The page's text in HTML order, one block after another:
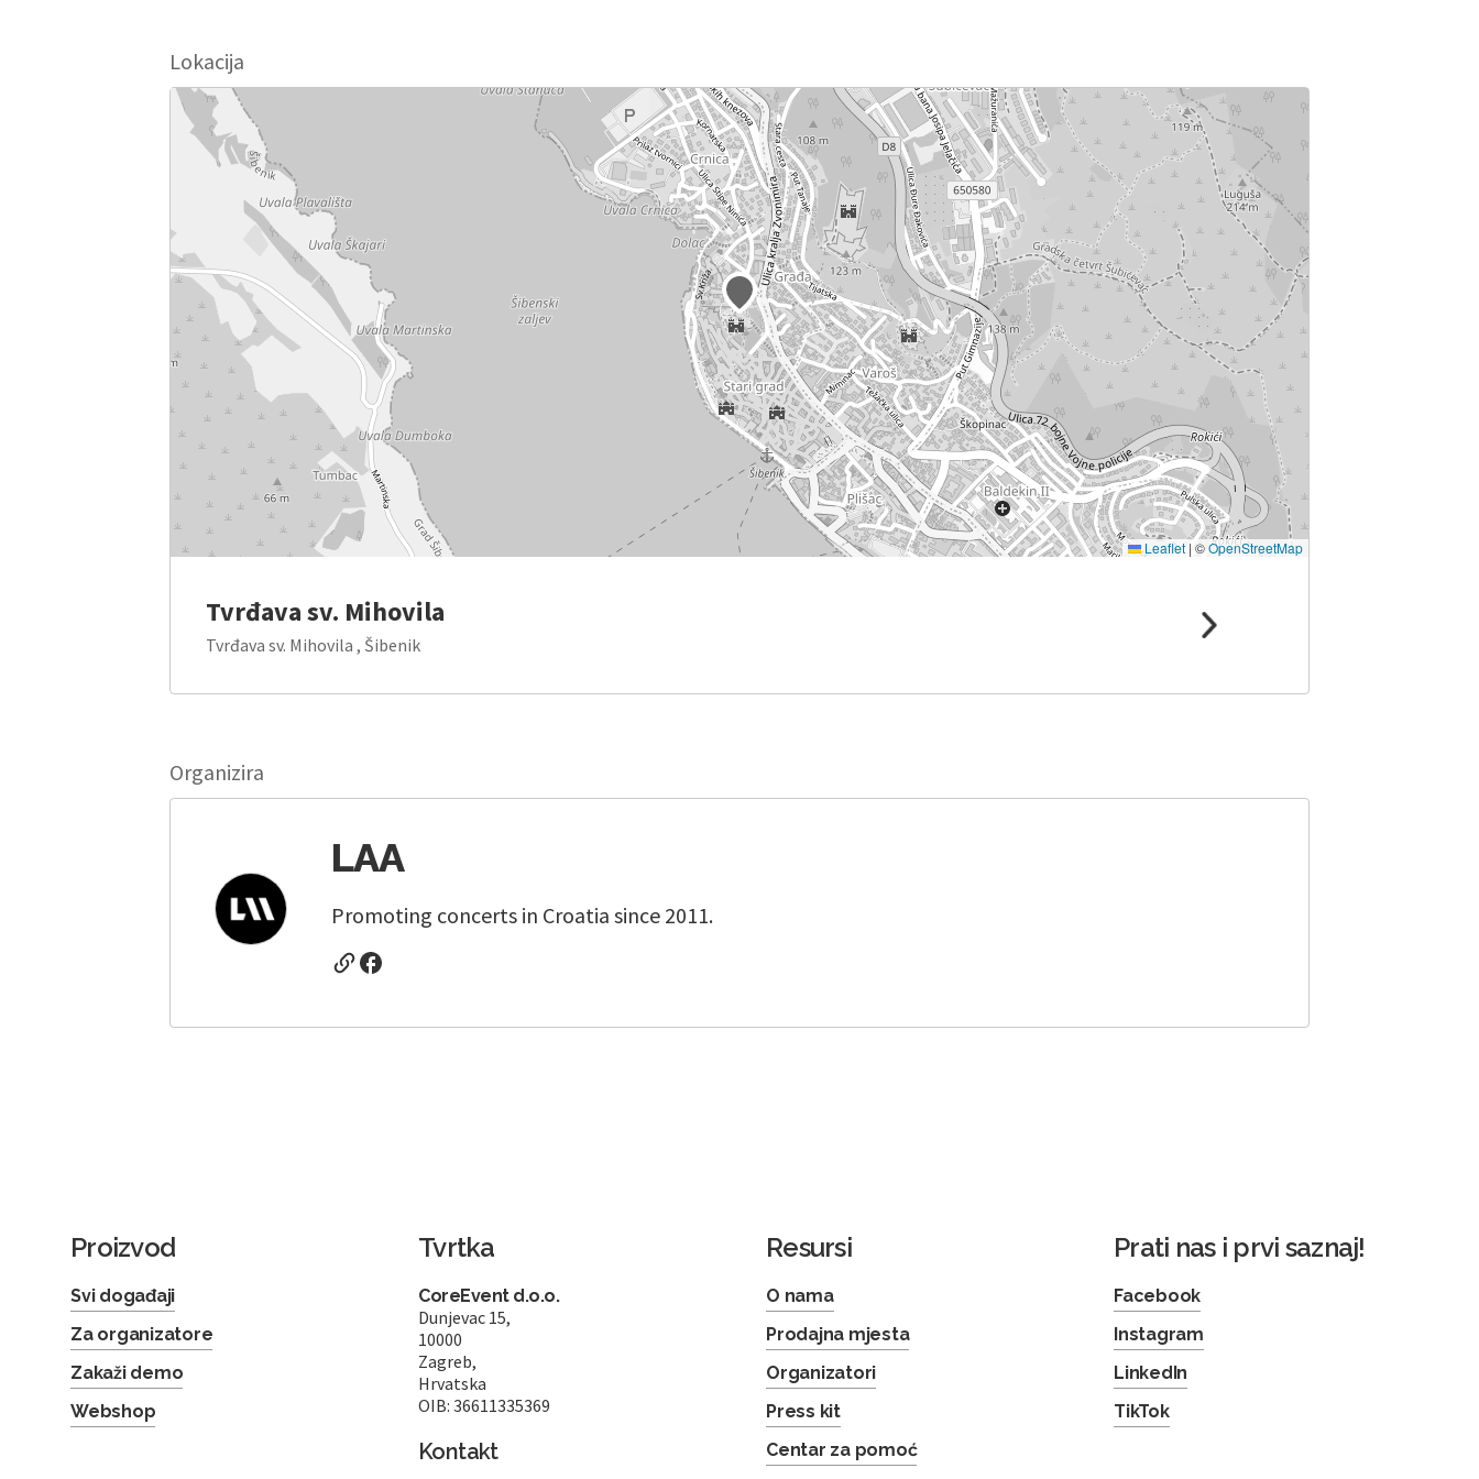
Lokacija
Leaflet | ©OpenStreetMap
Tvrđava sv. Mihovila
Tvrđava sv. Mihovila , Šibenik
Organizira
LAA
Promoting concerts in Croatia since 2011.
Proizvod
Svi događaji
Za organizatore
Zakaži demo
Webshop
Tvrtka
CoreEvent d.o.o.
Dunjevac 15,
10000
Zagreb,
Hrvatska
OIB: 36611335369
Kontakt
Resursi
O nama
Prodajna mjesta
Organizatori
Press kit
Centar za pomoć
Prati nas i prvi saznaj!
Facebook
Instagram
LinkedIn
TikTok